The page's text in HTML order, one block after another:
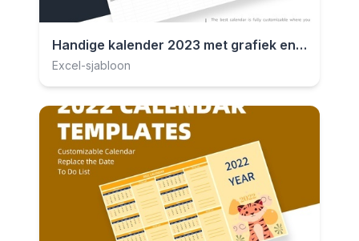
Handige kalender 2023 met grafiek en schema
Excel-sjabloon